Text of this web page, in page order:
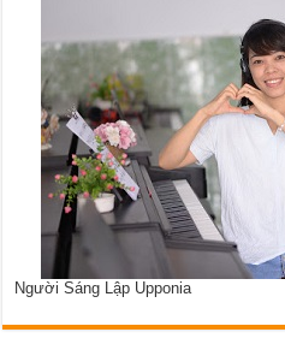
Người Sáng Lập Upponia